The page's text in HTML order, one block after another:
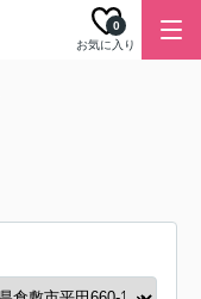
お気に入り
0